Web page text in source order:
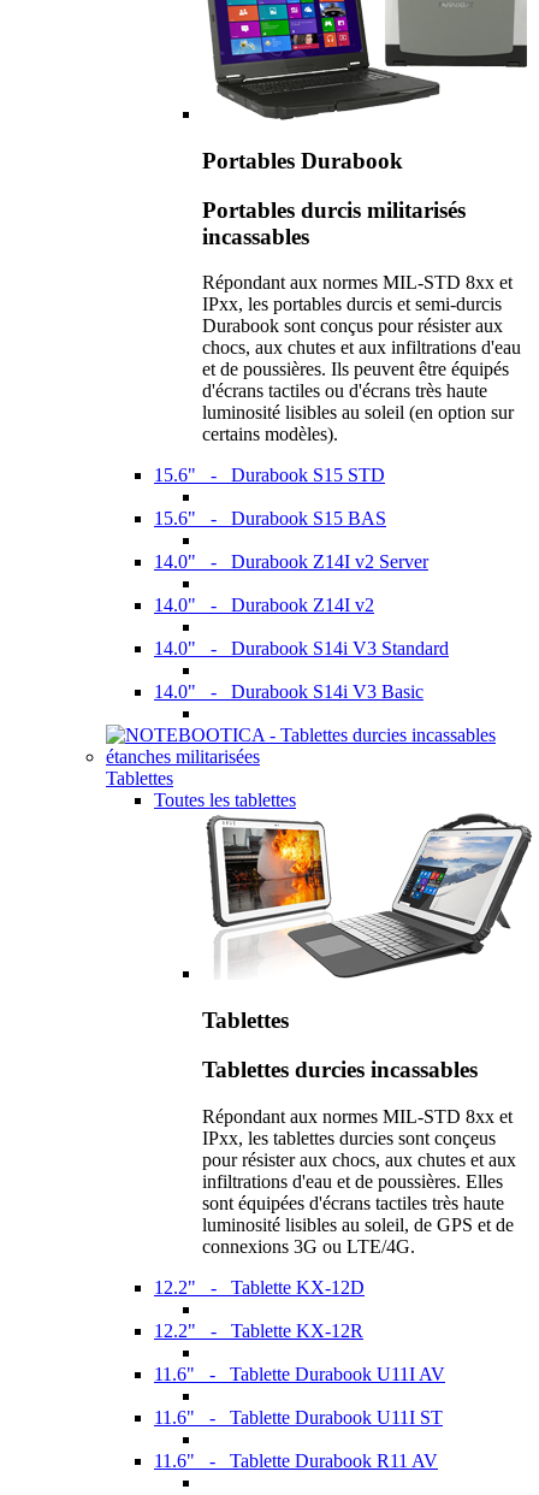
Portables Durabook
Portables durcis militarisés
incassables
Répondant aux normes MIL-STD 8xx et
IPxx, les portables durcis et semi-durcis
Durabook sont conçus pour résister aux
chocs, aux chutes et aux infiltrations d'eau
et de poussières. Ils peuvent être équipés
d'écrans tactiles ou d'écrans très haute
luminosité lisibles au soleil (en option sur
certains modèles).
15.6" - Durabook S15 STD
15.6" - Durabook S15 BAS
14.0" - Durabook Z14I v2 Server
14.0" - Durabook Z14I v2
14.0" - Durabook S14i V3 Standard
14.0" - Durabook S14i V3 Basic
Tablettes
Toutes les tablettes
Tablettes
Tablettes durcies incassables
Répondant aux normes MIL-STD 8xx et
IPxx, les tablettes durcies sont conçeus
pour résister aux chocs, aux chutes et aux
infiltrations d'eau et de poussières. Elles
sont équipées d'écrans tactiles très haute
luminosité lisibles au soleil, de GPS et de
connexions 3G ou LTE/4G.
12.2" - Tablette KX-12D
12.2" - Tablette KX-12R
11.6" - Tablette Durabook U11I AV
11.6" - Tablette Durabook U11I ST
11.6" - Tablette Durabook R11 AV